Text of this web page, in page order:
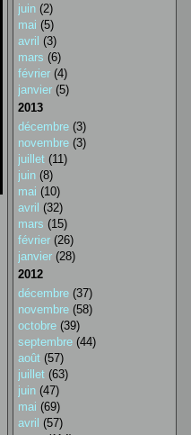
juin (2)
mai (5)
avril (3)
mars (6)
février (4)
janvier (5)
2013
décembre (3)
novembre (3)
juillet (11)
juin (8)
mai (10)
avril (32)
mars (15)
février (26)
janvier (28)
2012
décembre (37)
novembre (58)
octobre (39)
septembre (44)
août (57)
juillet (63)
juin (47)
mai (69)
avril (57)